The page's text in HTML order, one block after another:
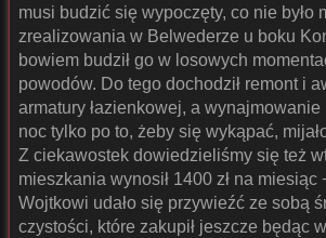
musi budzić się wypoczęty, co nie było
zrealizowania w Belwederze u boku
bowiem budził go w losowych
powodów. Do tego dochodził remont i
armatury łazienkowej, a
noc tylko po to, żeby się wykąpać,
Z ciekawostek dowiedzieliśmy się też
mieszkania wynosił 1400 zł na miesiąc
Wojtkowi udało się przywieźć ze sobą
czystości, które zakupił jeszcze będąc w